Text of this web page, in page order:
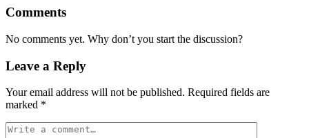
Comments
No comments yet. Why don’t you start the discussion?
Leave a Reply
Your email address will not be published. Required fields are
marked *